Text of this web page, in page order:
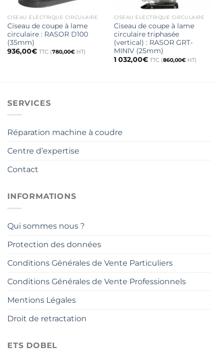
CISEAU ÉLÉCTRIQUE CIRCULAIRE
Ciseau de coupe à lame
circulaire : RASOR D100
(35mm)
936,00€ TTC (780,00€HT)
CISEAU ÉLÉCTRIQUE CIRCULAIRE
Ciseau de coupe à lame
circulaire triphasée
(vertical) : RASOR GRT-
MINIV (25mm)
1 032,00€ TTC (860,00€HT)
SERVICES
Réparation machine à coudre
Centre d’expertise
Contact
INFORMATIONS
Qui sommes nous ?
Protection des données
Conditions Générales de Vente Particuliers
Conditions Générales de Vente Professionnels
Mentions Légales
Droit de retractation
ETS DOBEL